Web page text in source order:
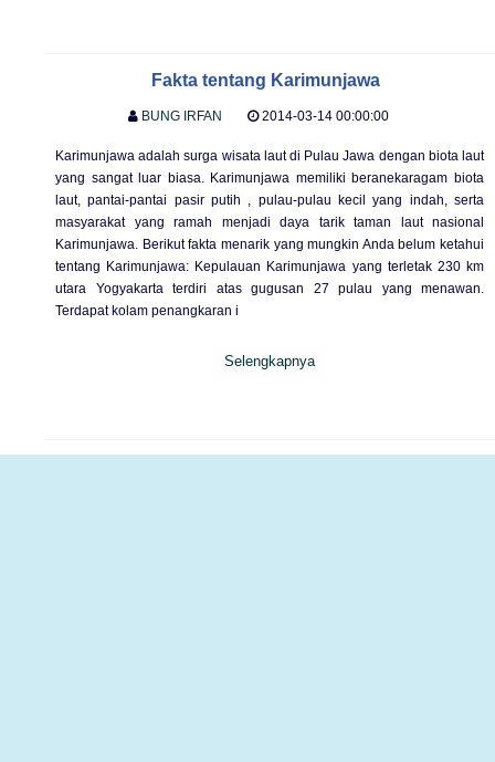
Fakta tentang Karimunjawa
BUNG IRFAN 2014-03-14 00:00:00
Karimunjawa adalah surga wisata laut di Pulau Jawa dengan biota laut
yang sangat luar biasa. Karimunjawa memiliki beranekaragam biota
laut, pantai-pantai pasir putih , pulau-pulau kecil yang indah, serta
masyarakat yang ramah menjadi daya tarik taman laut nasional
Karimunjawa. Berikut fakta menarik yang mungkin Anda belum ketahui
tentang Karimunjawa: Kepulauan Karimunjawa yang terletak 230 km
utara Yogyakarta terdiri atas gugusan 27 pulau yang menawan.
Terdapat kolam penangkaran i
Selengkapnya